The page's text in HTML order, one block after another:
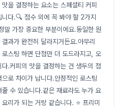
을 결정하는 요소는 스페셜티 커피
다.🔍 점수 외에 꼭 봐야 할 2가지
말 가장 중요한 부분이에요.동일한 원
과가 완전히 달라지거든요.아무리
스팅 하면 단점만 더 도드라지고, 오
.커피의 맛을 결정하는 건 생두의 점
로 차이가 납니다.안정적인 로스팅
수 있습니다.같은 재료라도 누가 요
리가 되는 거랑 같습니다. ⭐ 프리미